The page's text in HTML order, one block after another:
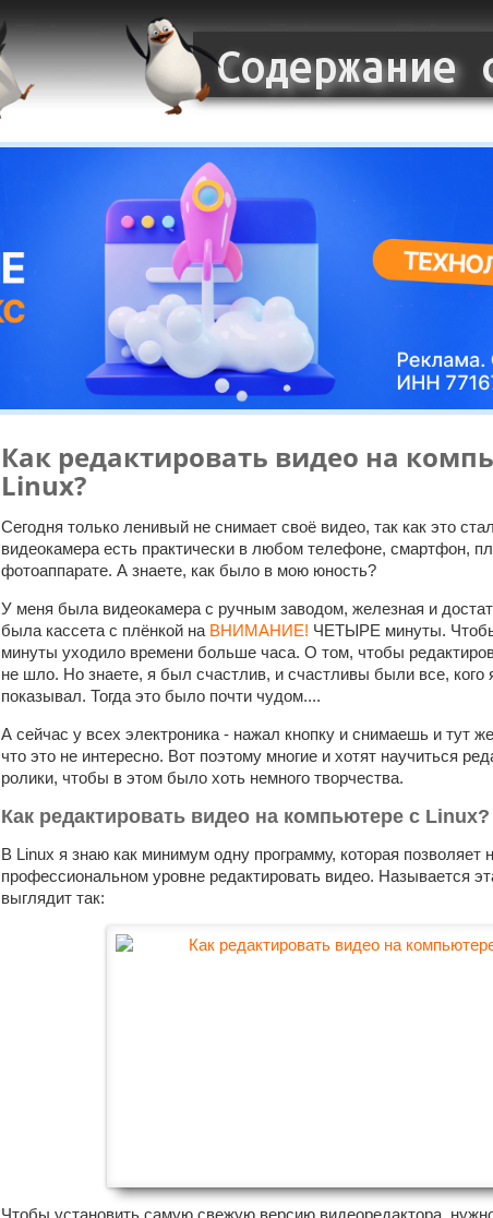
Как редактировать видео на
Linux?
Сегодня только ленивый не снимает своё видео, так как это
видеокамера есть практически в любом телефоне, смартфон,
фотоаппарате. А знаете, как было в мою юность?
У меня была видеокамера с ручным заводом, железная и
была кассета с плёнкой на ВНИМАНИЕ! ЧЕТЫРЕ минуты.
минуты уходило времени больше часа. О том, чтобы
не шло. Но знаете, я был счастлив, и счастливы были все, кого
показывал. Тогда это было почти чудом....
А сейчас у всех электроника - нажал кнопку и снимаешь и тут
что это не интересно. Вот поэтому многие и хотят научиться
ролики, чтобы в этом было хоть немного творчества.
Как редактировать видео на компьютере с Linux?
В Linux я знаю как минимум одну программу, которая позволяет
профессиональном уровне редактировать видео. Называется
выглядит так:
Чтобы установить самую свежую версию видеоредактора,